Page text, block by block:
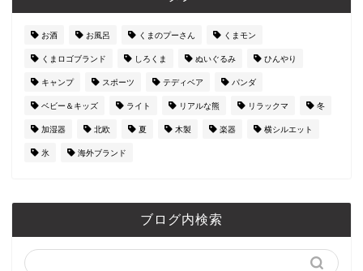
お酒 お風呂 くまのプーさん くまモン
くまロゴブランド しろくま ぬいぐるみ ひんやり
キャンプ スポーツ テディベア パンダ
ベビー＆キッズ ライト リアルな熊 リラックマ 冬
加湿器 北欧 夏 木製 楽器 横シルエット
氷 海外ブランド
ブログ内検索